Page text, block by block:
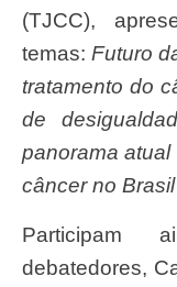
(TJCC),
temas:Futuro
tratamento do
de
panorama
câncer no
Participam ainda do evento, como
debatedores,